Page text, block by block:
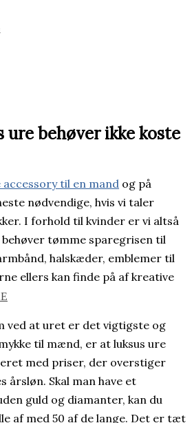
ure behøver ikke koste
til en mand og på
nødvendige, hvis vi taler
I forhold til kvinder er vi altså
tømme sparegrisen til
halskæder, emblemer til
ellers kan finde på af kreative
ved at uret er det vigtigste og
til mænd, er at luksus ure
med priser, der overstiger
årsløn. Skal man have et
guld og diamanter, kan du
af med 50 af de lange. Det er tæt